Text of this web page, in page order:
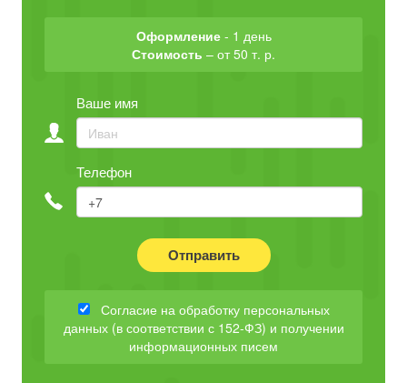
Оформление- 1 день
Стоимость – от 50 т. р.
Ваше имя
Телефон
Отправить
Согласие на обработку персональных
данных (в соответствии с 152-ФЗ) и получении
информационных писем